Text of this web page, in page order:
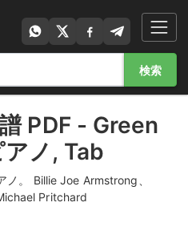
検索
PDF - Green
ノ, Tab
。 Billie Joe Armstrong、
Pritchard